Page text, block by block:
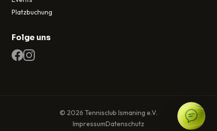
Platzbuchung
Folge uns
© 2026 Tennisclub Ismaning e.V.
ImpressumDatenschutz